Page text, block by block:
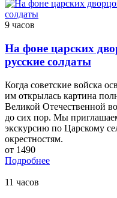
9 часов
На фоне царских
русские солдаты
Когда советские войска
им открылась картина
Великой Отечественной
до сих пор. Мы
экскурсию по Царскому
окрестностям.
от 1490
Подробнее
11 часов